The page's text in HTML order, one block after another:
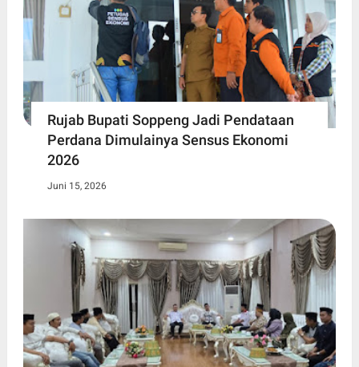
Rujab Bupati Soppeng Jadi Pendataan
Perdana Dimulainya Sensus Ekonomi
2026
Juni 15, 2026